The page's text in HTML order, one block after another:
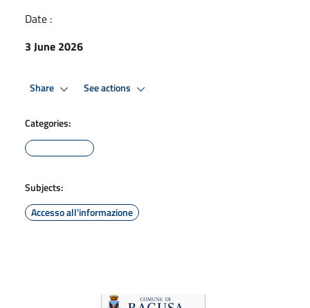
Date :
3 June 2026
Share See actions
Categories:
Subjects:
Accesso all'informazione